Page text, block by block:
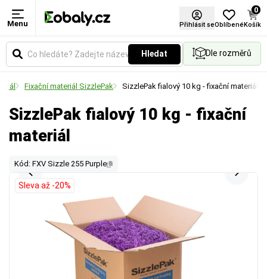
Menu Přihlásit seOblíbené
0
Košík
Hledat Dle rozměrů
Fixační materiál SizzlePak SizzlePak fialový 10 kg - fixační materiál
SizzlePak fialový 10 kg - fixační
materiál
Kód: FXV Sizzle 255 Purple
Sleva až -20%